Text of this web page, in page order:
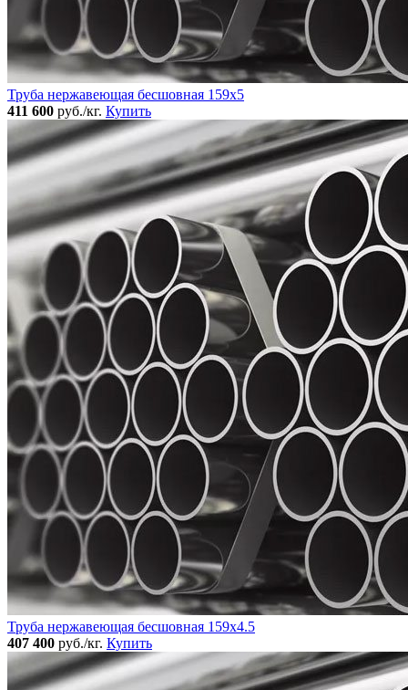
Труба нержавеющая бесшовная 159x5
411 600 руб./кг. Купить
Труба нержавеющая бесшовная 159x4.5
407 400 руб./кг. Купить